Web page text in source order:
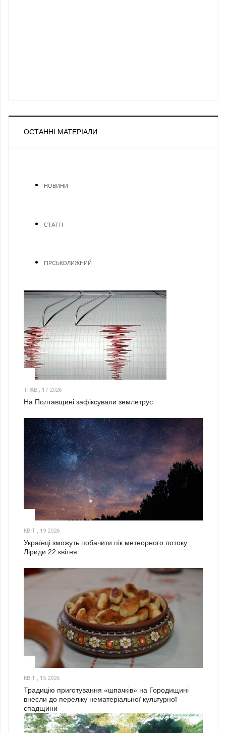
ОСТАННІ МАТЕРІАЛИ
НОВИНИ
СТАТТІ
ГІРСЬКОЛИЖНИЙ
ТРАВ., 17 2026
На Полтавщині зафіксували землетрус
КВІТ., 19 2026
Українці зможуть побачити пік метеорного потоку
Ліриди 22 квітня
КВІТ., 15 2026
Традицію приготування «шпачків» на Городищині
внесли до переліку нематеріальної культурної
спадщини